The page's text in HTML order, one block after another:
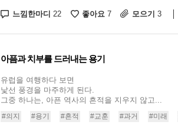
느낌한마디 22 좋아요 7 모으기 3
아픔과 치부를 드러내는 용기
유럽을 여행하다 보면
낯선 풍경을 마주하게 된다.
그중 하나는, 아픈 역사의 흔적을 지우지 않고...
#의지 #용기 #흔적 #교훈 #과거 #미래